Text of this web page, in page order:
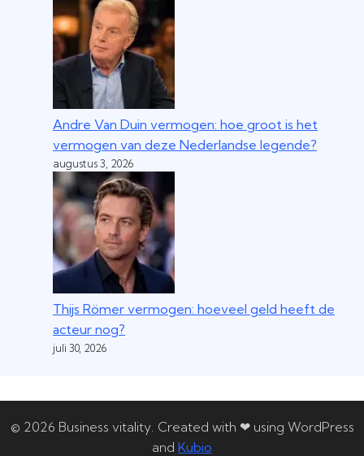
Andre Van Duin vermogen: hoe groot is het
vermogen van deze Nederlandse legende?
augustus 3, 2026
Thijs Römer vermogen: hoeveel geld heeft de
acteur nog?
juli 30, 2026
© 2026 Business vitality. Created with ❤ using WordPress
and Kubio